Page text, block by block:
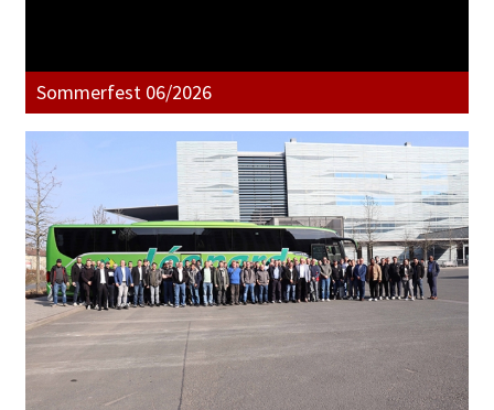
Sommerfest 06/2026